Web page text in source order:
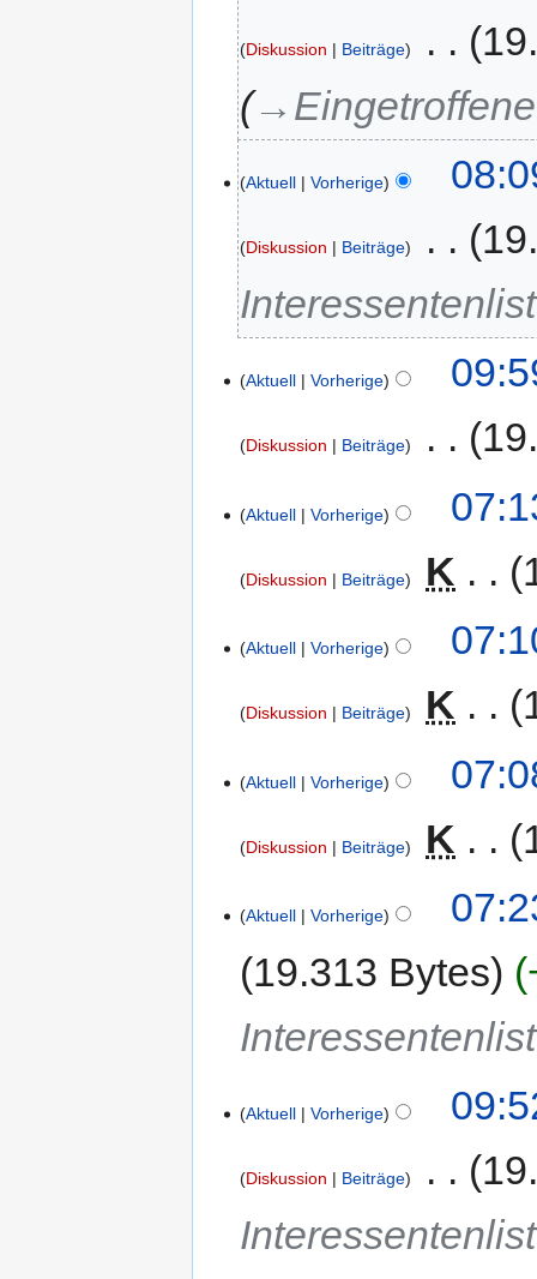
Diskussion Beiträge
Aktuell Vorherige
Diskussion Beiträge
Aktuell Vorherige
Diskussion Beiträge
Aktuell Vorherige
Diskussion Beiträge K
Aktuell Vorherige
Diskussion Beiträge K
Aktuell Vorherige
Diskussion Beiträge K
Aktuell Vorherige
19.313 Bytes
Aktuell Vorherige
Diskussion Beiträge